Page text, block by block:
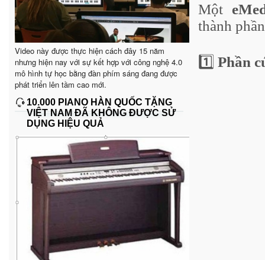
Video này được thực hiện cách đây 15 năm
nhưng hiện nay với sự kết hợp với công nghệ 4.0
mô hình tự học bằng đàn phím sáng đang được
phát triển lên tầm cao mới.
10.000 PIANO HÀN QUỐC TẶNG
VIỆT NAM ĐÃ KHÔNG ĐƯỢC SỬ
DỤNG HIỆU QUẢ
Một
thành
1️⃣ Phần